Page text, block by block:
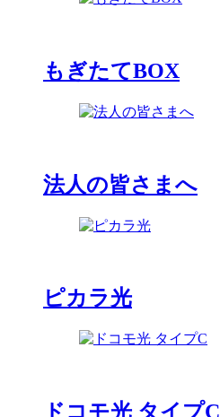
もぎたてBOX
法人の皆さまへ
ピカラ光
ドコモ光 タイプC